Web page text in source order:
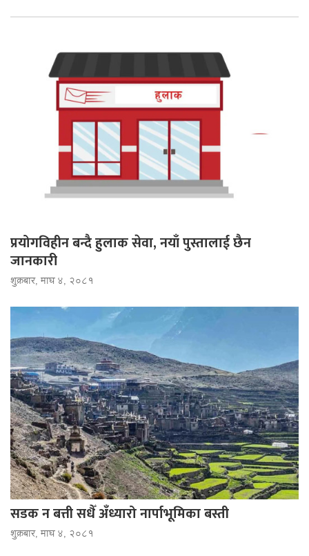
प्रयोगविहीन बन्दै हुलाक सेवा, नयाँ पुस्तालाई छैन
जानकारी
शुक्रबार, माघ ४, २०८१
सडक न बत्ती सधैँ अँध्यारो नार्पाभूमिका बस्ती
शुक्रबार, माघ ४, २०८१